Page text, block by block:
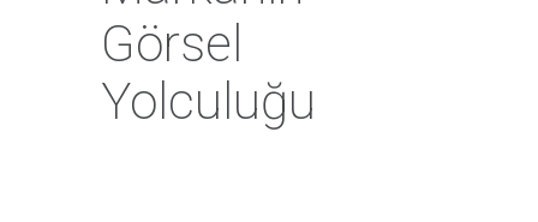
Görsel
Yolculuğu